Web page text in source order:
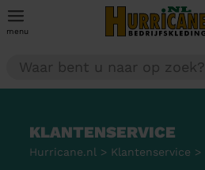
menu
KLANTENSERVICE
Hurricane.nl > Klantenservice >